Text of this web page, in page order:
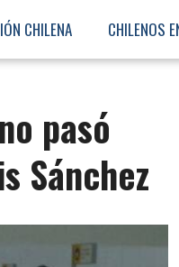
CHILENA CHILENOS
pasó
Sánchez